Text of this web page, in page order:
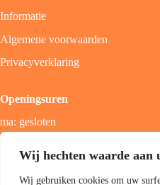
Wij hechten waarde aan
Wij gebruiken cookies om uw
Informatie
Algemene voorwaarden
Privacyverklaring
Openingsuren
ma: gesloten